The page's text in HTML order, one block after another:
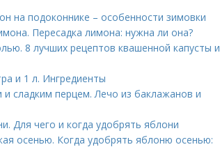
на подоконнике – особенности зимовки
Пересадка лимона: нужна ли она?
8 лучших рецептов квашенной капусты и
и 1 л. Ингредиенты
сладким перцем. Лечо из баклажанов и
Для чего и когда удобрять яблони
осенью. Когда удобрять яблоню осенью: